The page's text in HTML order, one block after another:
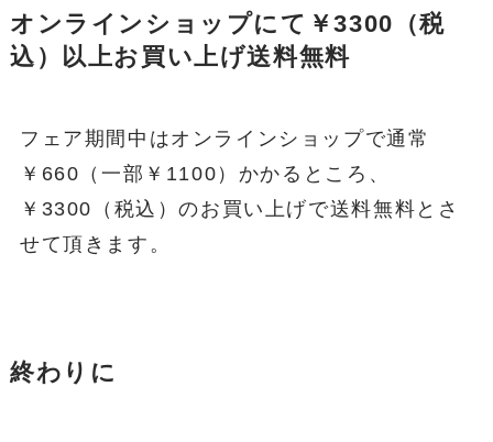
オンラインショップにて￥3300（税
込）以上お買い上げ送料無料
フェア期間中はオンラインショップで通常
￥660（一部￥1100）かかるところ、
￥3300（税込）のお買い上げで送料無料とさ
せて頂きます。
終わりに